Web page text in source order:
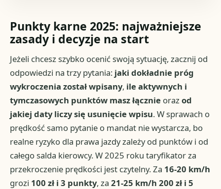
Punkty karne 2025: najważniejsze
zasady i decyzje na start
Jeżeli chcesz szybko ocenić swoją sytuację, zacznij od
odpowiedzi na trzy pytania: jaki dokładnie próg
wykroczenia został wpisany, ile aktywnych i
tymczasowych punktów masz łącznie orazod
jakiej daty liczy się usunięcie wpisu. W sprawach o
prędkość samo pytanie o mandat nie wystarcza, bo
realne ryzyko dla prawa jazdy zależy od punktów i od
całego salda kierowcy. W 2025 roku taryfikator za
przekroczenie prędkości jest czytelny. Za 16-20 km/h
grozi 100 zł i 3 punkty, za21-25 km/h 200 zł i 5